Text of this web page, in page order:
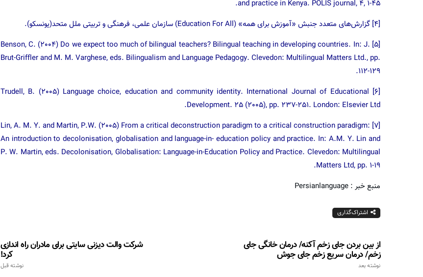
and practice in Kenya. POLIS journal, 4, 1-45.
[۴] گزارش‌های متعدد جنبش «آموزش برای همه» (Education For All) سازمان علمی، فرهنگی و تربیتی ملل متحد(یونسکو).
[۵] Benson, C. (2004) Do we expect too much of bilingual teachers? Bilingual teaching in developing countries. In: J.
Brut-Griffler and M. M. Varghese, eds. Bilingualism and Language Pedagogy. Clevedon: Multilingual Matters Ltd., pp.
112-129.
[۶] Trudell, B. (2005) Language choice, education and community identity. International Journal of Educational
Development. 25 (2005), pp. 237-251. London: Elsevier Ltd.
[۷] Lin, A. M. Y. and Martin, P.W. (2005) From a critical deconstruction paradigm to a critical construction paradigm:
An introduction to decolonisation, globalisation and language-in- education policy and practice. In: A.M. Y. Lin and
P. W. Martin, eds. Decolonisation, Globalisation: Language-in-Education Policy and Practice. Clevedon: Multilingual
Matters Ltd, pp. 1-19.
منبع خبر : Persianlanguage
اشتراک‌گذاری
شرکت والت‌ دیزنی سایتی برای مادران راه اندازی
کرد!
نوشته قبل
از بین بردن جای زخم آکنه/ درمان خانگی جای
زخم/ درمان سریع زخم جای جوش
نوشته بعد